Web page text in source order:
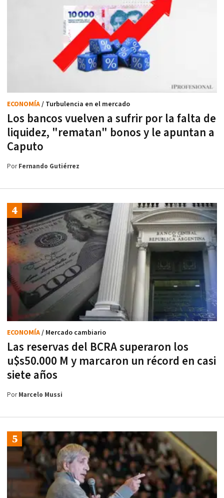
Los bancos vuelven a sufrir por la falta de
liquidez, "rematan" bonos y le apuntan a
Caputo
ECONOMÍA/ Turbulencia en el mercado
PorFernando Gutiérrez
Las reservas del BCRA superaron los
u$s50.000 M y marcaron un récord en casi
siete años
ECONOMÍA/ Mercado cambiario
PorMarcelo Mussi